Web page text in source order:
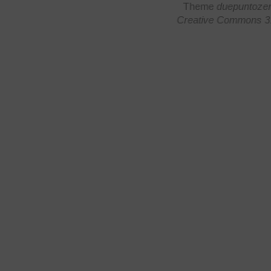
Theme
Creative Commons